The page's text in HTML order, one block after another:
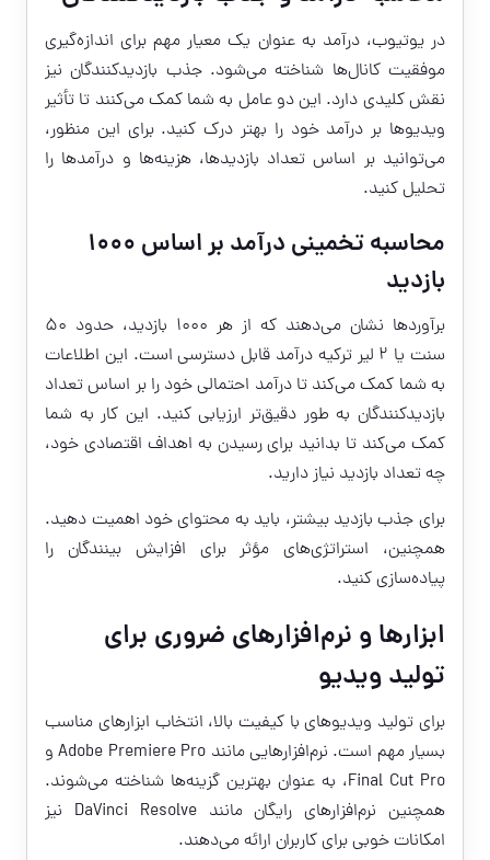
در یوتیوب، درآمد به عنوان یک معیار مهم برای اندازه‌گیری
موفقیت کانال‌ها شناخته می‌شود. جذب بازدیدکنندگان نیز
نقش کلیدی دارد. این دو عامل به شما کمک می‌کنند تا تأثیر
ویدیوها بر درآمد خود را بهتر درک کنید. برای این منظور،
می‌توانید بر اساس تعداد بازدیدها، هزینه‌ها و درآمدها را
تحلیل کنید.
محاسبه تخمینی درآمد بر اساس ۱۰۰۰
بازدید
برآوردها نشان می‌دهند که از هر ۱۰۰۰ بازدید، حدود ۵۰
سنت یا ۲ لیر ترکیه درآمد قابل دسترسی است. این اطلاعات
به شما کمک می‌کند تا درآمد احتمالی خود را بر اساس تعداد
بازدیدکنندگان به طور دقیق‌تر ارزیابی کنید. این کار به شما
کمک می‌کند تا بدانید برای رسیدن به اهداف اقتصادی خود،
چه تعداد بازدید نیاز دارید.
برای جذب بازدید بیشتر، باید به محتوای خود اهمیت دهید.
همچنین، استراتژی‌های مؤثر برای افزایش بینندگان را
پیاده‌سازی کنید.
ابزارها و نرم‌افزارهای ضروری برای
تولید ویدیو
برای تولید ویدیوهای با کیفیت بالا، انتخاب ابزارهای مناسب
بسیار مهم است. نرم‌افزارهایی مانند Adobe Premiere Pro و
Final Cut Pro، به عنوان بهترین گزینه‌ها شناخته می‌شوند.
همچنین نرم‌افزارهای رایگان مانند DaVinci Resolve نیز
امکانات خوبی برای کاربران ارائه می‌دهند.